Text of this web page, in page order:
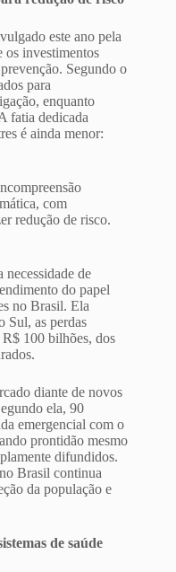
este ano pela
os investimentos
Segundo o
para
enquanto
fatia dedicada
é ainda menor:
com
redução de risco.
de
do papel
no Brasil. Ela
Sul, as perdas
R$ 100 bilhões, dos
diante de novos
ela, 90
emergencial com o
prontidão mesmo
difundidos.
Brasil continua
da população e
de saúde